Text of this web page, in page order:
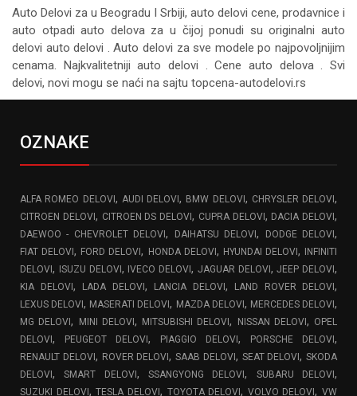
Auto Delovi za u Beogradu I Srbiji, auto delovi cene, prodavnice i
auto otpadi auto delova za u čijoj ponudi su originalni auto
delovi auto delovi . Auto delovi za sve modele po najpovoljnijim
cenama. Najkvalitetniji auto delovi . Cene auto delova . Svi
delovi, novi mogu se naći na sajtu topcena-autodelovi.rs
OZNAKE
ALFA ROMEO DELOVI, AUDI DELOVI, BMW DELOVI, CHRYSLER DELOVI,
CITROEN DELOVI, CITROEN DS DELOVI, CUPRA DELOVI, DACIA DELOVI,
DAEWOO - CHEVROLET DELOVI, DAIHATSU DELOVI, DODGE DELOVI,
FIAT DELOVI, FORD DELOVI, HONDA DELOVI, HYUNDAI DELOVI, INFINITI
DELOVI, ISUZU DELOVI, IVECO DELOVI, JAGUAR DELOVI,JEEP DELOVI,
KIA DELOVI, LADA DELOVI, LANCIA DELOVI, LAND ROVER DELOVI,
LEXUS DELOVI, MASERATI DELOVI, MAZDA DELOVI, MERCEDES DELOVI,
MG DELOVI, MINI DELOVI, MITSUBISHI DELOVI, NISSAN DELOVI, OPEL
DELOVI, PEUGEOT DELOVI, PIAGGIO DELOVI, PORSCHE DELOVI,
RENAULT DELOVI, ROVER DELOVI, SAAB DELOVI, SEAT DELOVI, SKODA
DELOVI,SMART DELOVI,SSANGYONG DELOVI, SUBARU DELOVI,
SUZUKI DELOVI,TESLA DELOVI, TOYOTA DELOVI, VOLVO DELOVI, VW